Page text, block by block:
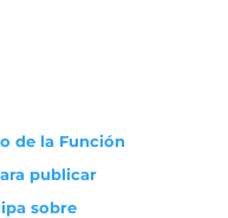
de la Función
publicar
sobre